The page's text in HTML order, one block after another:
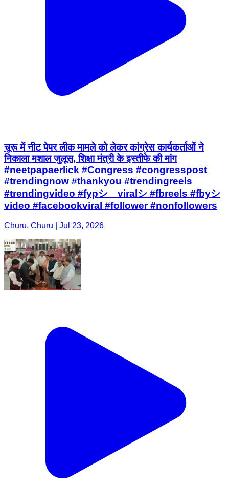
चूरू में नीट पेपर लीक मामले को लेकर कांग्रेस कार्यकर्ताओं ने
निकाला मशाल जुलूस, शिक्षा मंत्री के इस्तीफे की मांग
#neetpapaerlick #Congress #congresspost
#trendingnow #thankyou #trendingreels
#trendingvideo #fypシ゚viralシ #fbreels #fbyシ
video #facebookviral #follower #nonfollowers
Churu, Churu | Jul 23, 2026